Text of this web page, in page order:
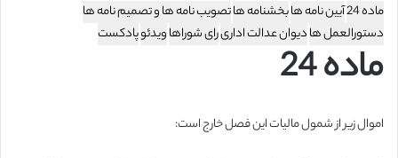
ماده 24
آیین نامه هابخشنامه هاتصویب نامه ها و تصمیم نامه ها
دستورالعمل هادیوان عدالت اداریرای شوراهاویدئوپادکست
ماده24
اموال زیر از شمول مالیات این فصل خارج است: